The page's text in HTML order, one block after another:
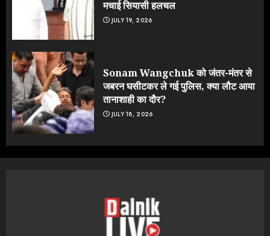
मचाई सियासी हलचल
JULY 19, 2026
Sonam Wangchuk को जंतर-मंतर से
जबरन घसीटकर ले गई पुलिस, क्या लौट आया
तानाशाही का दौर?
JULY 18, 2026